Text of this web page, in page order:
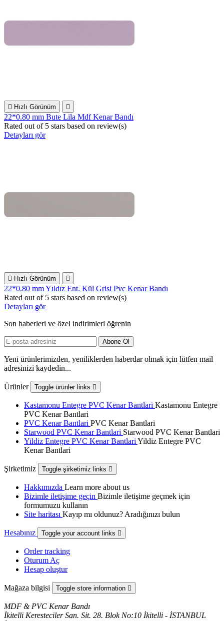
 Hızlı Görünüm 
22*0.80 mm Bute Lila Mdf Kenar Bandı
Rated out of 5 stars based on review(s)
Detayları gör
 Hızlı Görünüm 
22*0.80 mm Yıldız Ent. Kül Grisi Pvc Kenar Bandı
Rated out of 5 stars based on review(s)
Detayları gör
Son haberleri ve özel indirimleri öğrenin
Yeni ürünlerimizden, yeniliklerden haberdar olmak için lütfen mail
adresinizi kaydedin...
Ürünler Toggle ürünler links 
Kastamonu Entegre PVC Kenar Bantlari Kastamonu Entegre
PVC Kenar Bantlari
PVC Kenar Bantlari PVC Kenar Bantlari
Starwood PVC Kenar Bantlari Starwood PVC Kenar Bantlari
Yildiz Entegre PVC Kenar Bantlari Yildiz Entegre PVC
Kenar Bantlari
Şirketimiz Toggle şirketimiz links 
Hakkımızda Learn more about us
Bizimle iletişime geçin Bizimle iletişime geçmek için
formumuzu kullanın
Site haritası Kayıp mı oldunuz? Aradığınızı bulun
Hesabınız Toggle your account links 
Order tracking
Oturum Aç
Hesap oluştur
Mağaza bilgisi Toggle store information 
MDF & PVC Kenar Bandı
İkitelli Keresteciler San. Sit. 28. Blok No:10 İkitelli - İSTANBUL